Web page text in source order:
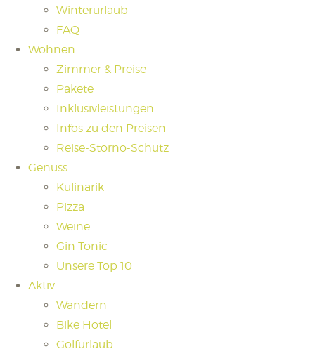
Winterurlaub
FAQ
Wohnen
Zimmer & Preise
Pakete
Inklusivleistungen
Infos zu den Preisen
Reise-Storno-Schutz
Genuss
Kulinarik
Pizza
Weine
Gin Tonic
Unsere Top 10
Aktiv
Wandern
Bike Hotel
Golfurlaub